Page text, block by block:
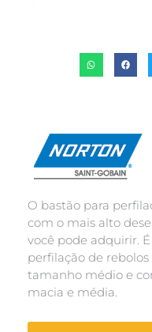
O bastão para
com o mais alto
você pode adquirir.
perfilação de
tamanho médio e
macia e média.